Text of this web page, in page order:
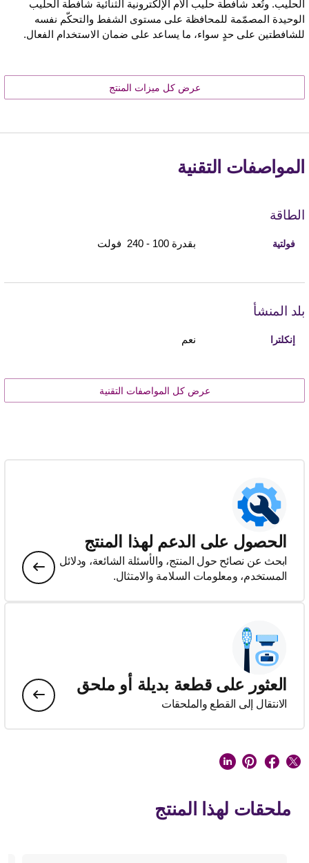
الحليب. وتُعد شافطة حليب الأم الإلكترونية الثنائية شافطة الحليب
الوحيدة المصمّمة للمحافظة على مستوى الشفط والتحكّم نفسه
للشافطتين على حدٍ سواء، ما يساعد على ضمان الاستخدام الفعال.
عرض كل ميزات المنتج
المواصفات التقنية
الطاقة
فولتية بقدرة 100 - 240 فولت
بلد المنشأ
إنكلترا نعم
عرض كل المواصفات التقنية
الحصول على الدعم لهذا المنتج
ابحث عن نصائح حول المنتج، والأسئلة الشائعة، ودلائل
المستخدم، ومعلومات السلامة والامتثال.
العثور على قطعة بديلة أو ملحق
الانتقال إلى القطع والملحقات
ملحقات لهذا المنتج